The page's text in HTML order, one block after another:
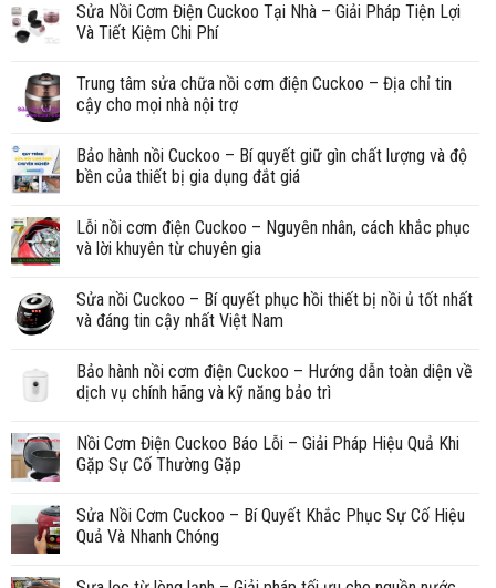
Sửa Nồi Cơm Điện Cuckoo Tại Nhà – Giải Pháp Tiện Lợi
Và Tiết Kiệm Chi Phí
Trung tâm sửa chữa nồi cơm điện Cuckoo – Địa chỉ tin
cậy cho mọi nhà nội trợ
Bảo hành nồi Cuckoo – Bí quyết giữ gìn chất lượng và độ
bền của thiết bị gia dụng đắt giá
Lỗi nồi cơm điện Cuckoo – Nguyên nhân, cách khắc phục
và lời khuyên từ chuyên gia
Sửa nồi Cuckoo – Bí quyết phục hồi thiết bị nồi ủ tốt nhất
và đáng tin cậy nhất Việt Nam
Bảo hành nồi cơm điện Cuckoo – Hướng dẫn toàn diện về
dịch vụ chính hãng và kỹ năng bảo trì
Nồi Cơm Điện Cuckoo Báo Lỗi – Giải Pháp Hiệu Quả Khi
Gặp Sự Cố Thường Gặp
Sửa Nồi Cơm Cuckoo – Bí Quyết Khắc Phục Sự Cố Hiệu
Quả Và Nhanh Chóng